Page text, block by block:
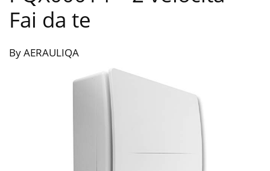
Fai da te
By AERAULIQA